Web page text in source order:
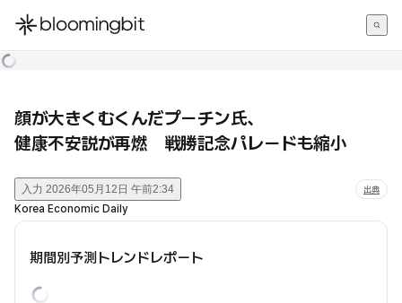
한국어
顔が大きくむくんだプーチン氏、
健康不安説が再燃 戦勝記念パレードも縮小
入力 2026年05月12日 午前2:34 出典
Korea Economic Daily
期間別予測トレンドレポート